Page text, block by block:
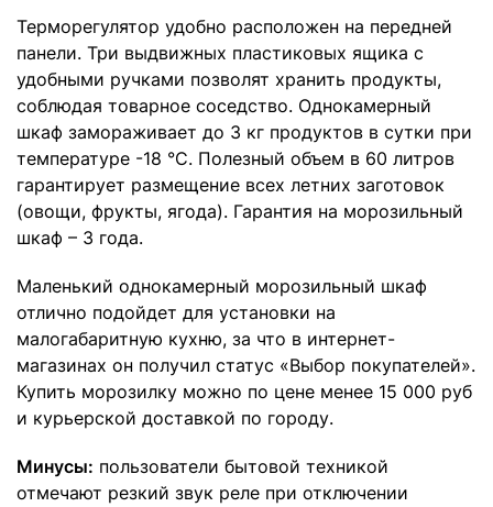
Терморегулятор удобно расположен на передней
панели. Три выдвижных пластиковых ящика с
удобными ручками позволят хранить продукты,
соблюдая товарное соседство. Однокамерный
шкаф замораживает до 3 кг продуктов в сутки при
температуре -18 °С. Полезный объем в 60 литров
гарантирует размещение всех летних заготовок
(овощи, фрукты, ягода). Гарантия на морозильный
шкаф – 3 года.
Маленький однокамерный морозильный шкаф
отлично подойдет для установки на
малогабаритную кухню, за что в интернет-
магазинах он получил статус «Выбор покупателей».
Купить морозилку можно по цене менее 15 000 руб
и курьерской доставкой по городу.
Минусы: пользователи бытовой техникой
отмечают резкий звук реле при отключении